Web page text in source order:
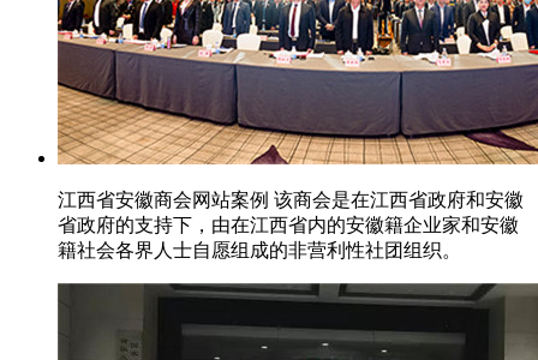
江西省安徽商会网站案例 该商会是在江西省政府和安徽
省政府的支持下，由在江西省内的安徽籍企业家和安徽
籍社会各界人士自愿组成的非营利性社团组织。